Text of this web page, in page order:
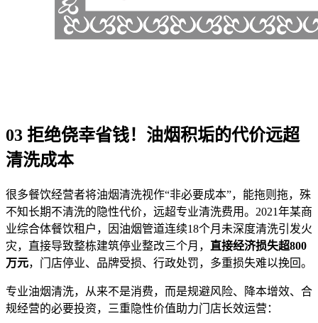
03 拒绝侥幸省钱！油烟积垢的代价远超
清洗成本
很多餐饮经营者将油烟清洗视作“非必要成本”，能拖则拖，殊
不知长期不清洗的隐性代价，远超专业清洗费用。2021年某商
业综合体餐饮租户，因油烟管道连续18个月未深度清洗引发火
灾，直接导致整栋建筑停业整改三个月， 直接经济损失超800
万元，门店停业、品牌受损、行政处罚，多重损失难以挽回。
专业油烟清洗，从来不是消费，而是规避风险、降本增效、合
规经营的必要投资，三重隐性价值助力门店长效运营：